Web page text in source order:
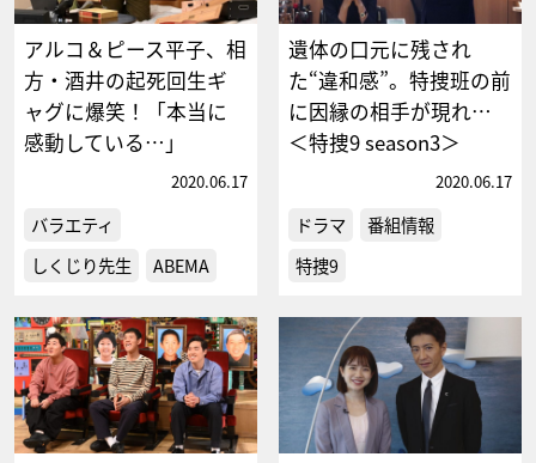
アルコ＆ピース平子、相
方・酒井の起死回生ギ
ャグに爆笑！「本当に
感動している…」
2020.06.17
バラエティ
しくじり先生
ABEMA
遺体の口元に残され
た“違和感”。特捜班の前
に因縁の相手が現れ…
＜特捜9 season3＞
2020.06.17
ドラマ
番組情報
特捜9